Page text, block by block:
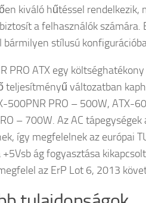
kiváló hűtéssel rendelkezik,
a felhasználók
bármilyen stílusú
PRO ATX egy
teljesítményű változatban
500PNR PRO – 500W, ATX-
– 700W. Az AC
így megfelelnek az európai
+5Vsb ág fogyasztása
az ErP Lot 6, 2013